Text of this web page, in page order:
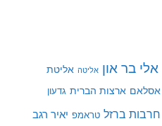
אלי בר און אליטה אליטת
אסלאם ארצות הברית גדעון
חרבות ברזל טראמפ יאיר רגב